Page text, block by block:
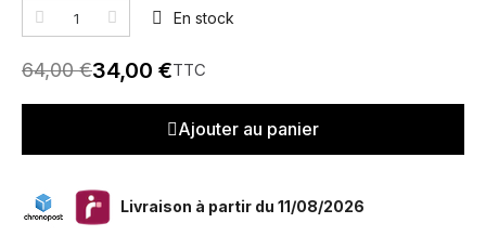
En stock
64,00 €34,00 €TTC
Ajouter au panier
Livraison à partir du 11/08/2026